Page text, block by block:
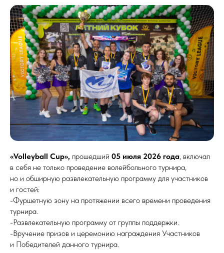
«Volleyball Cup», прошедший 05 июля 2026 года , включал
в себя не только проведение волейбольного турнира,
но и обширную развлекательную программу для участников
и гостей:
-Фуршетную зону на протяжении всего времени проведения
турнира.
-Развлекательную программу от группы поддержки.
-Вручение призов и церемонию награждения Участников
и Победителей данного турнира.